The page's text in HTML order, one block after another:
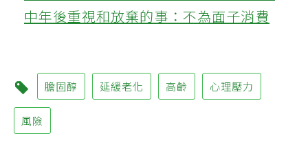
中年後重視和放棄的事：不為面子消費
膽固醇 延緩老化 高齡 心理壓力
風險